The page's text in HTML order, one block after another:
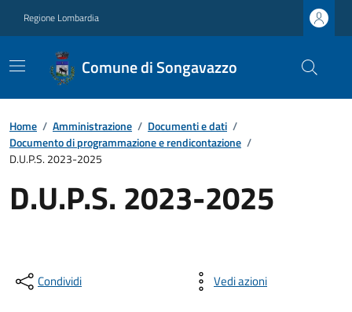
Regione Lombardia
Comune di Songavazzo
Home / Amministrazione / Documenti e dati /
Documento di programmazione e rendicontazione /
D.U.P.S. 2023-2025
D.U.P.S. 2023-2025
Condividi Vedi azioni